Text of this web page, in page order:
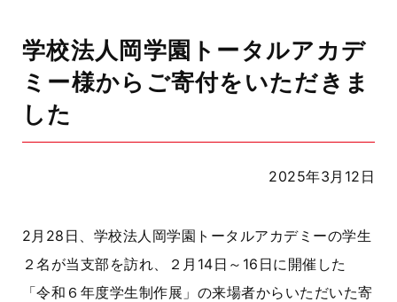
学校法人岡学園トータルアカデ
ミー様からご寄付をいただきま
した
2025年3月12日
2月28日、学校法人岡学園トータルアカデミーの学生
２名が当支部を訪れ、２月14日～16日に開催した
「令和６年度学生制作展」の来場者からいただいた寄